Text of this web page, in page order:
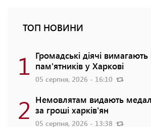
ТОП НОВИНИ
1 Громадські діячі
пам'ятників у Харкові
05 серпня, 2026 - 16:10
2 Немовлятам видають
за гроші харків'ян
05 серпня, 2026 - 13:38